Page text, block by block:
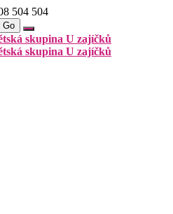
504 504
skupina U zajíčků
skupina U zajíčků